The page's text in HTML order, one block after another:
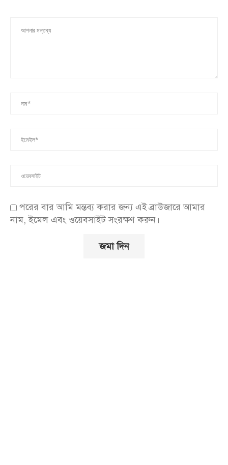
পরের বার আমি মন্তব্য করার জন্য এই ব্রাউজারে আমার
নাম, ইমেল এবং ওয়েবসাইট সংরক্ষণ করুন।